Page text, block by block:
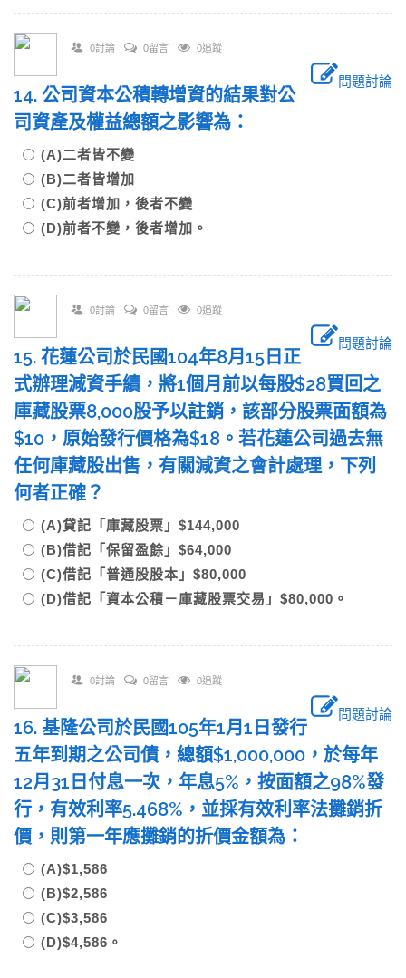
0討論 0留言 0追蹤
問題討論
14. 公司資本公積轉增資的結果對公
司資產及權益總額之影響為：
(A)二者皆不變
(B)二者皆增加
(C)前者增加，後者不變
(D)前者不變，後者增加。
0討論 0留言 0追蹤
問題討論
15. 花蓮公司於民國104年8月15日正
式辦理減資手續，將1個月前以每股$28買回之
庫藏股票8,000股予以註銷，該部分股票面額為
$10，原始發行價格為$18。若花蓮公司過去無
任何庫藏股出售，有關減資之會計處理，下列
何者正確？
(A)貸記「庫藏股票」$144,000
(B)借記「保留盈餘」$64,000
(C)借記「普通股股本」$80,000
(D)借記「資本公積－庫藏股票交易」$80,000。
0討論 0留言 0追蹤
問題討論
16. 基隆公司於民國105年1月1日發行
五年到期之公司債，總額$1,000,000，於每年
12月31日付息一次，年息5%，按面額之98%發
行，有效利率5.468%，並採有效利率法攤銷折
價，則第一年應攤銷的折價金額為：
(A)$1,586
(B)$2,586
(C)$3,586
(D)$4,586。